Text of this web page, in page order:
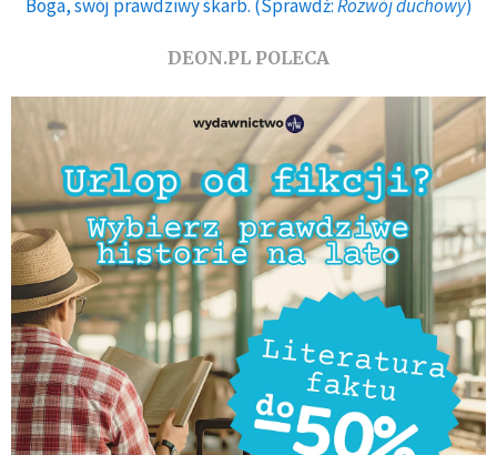
Boga, swój prawdziwy skarb. (Sprawdź:Rozwój duchowy)
DEON.PL POLECA